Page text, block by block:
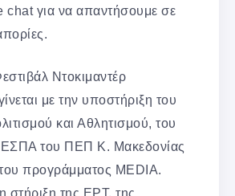
για να απαντήσουμε σε
Ντοκιμαντέρ
με την υποστήριξη του
και Αθλητισμού, του
του ΠΕΠ Κ. Μακεδονίας
προγράμματος MEDIA.
στήριξη της ΕΡΤ, της